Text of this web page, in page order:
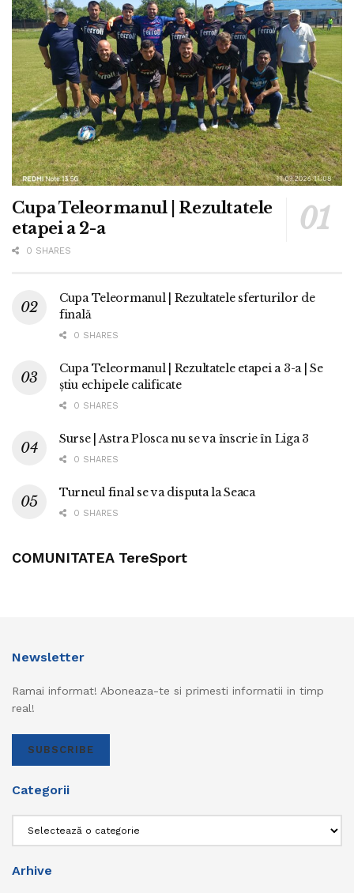
Cupa Teleormanul | Rezultatele
etapei a 2-a
0 SHARES
Cupa Teleormanul | Rezultatele sferturilor de
finală
0 SHARES
Cupa Teleormanul | Rezultatele etapei a 3-a | Se
știu echipele calificate
0 SHARES
Surse | Astra Plosca nu se va înscrie în Liga 3
0 SHARES
Turneul final se va disputa la Seaca
0 SHARES
COMUNITATEA TereSport
Newsletter
Ramai informat! Aboneaza-te si primesti informatii in timp
real!
SUBSCRIBE
Categorii
Arhive